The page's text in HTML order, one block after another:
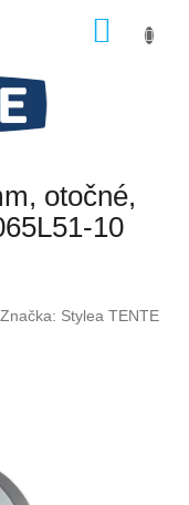
otočné,
10
Značka: Stylea TENTE